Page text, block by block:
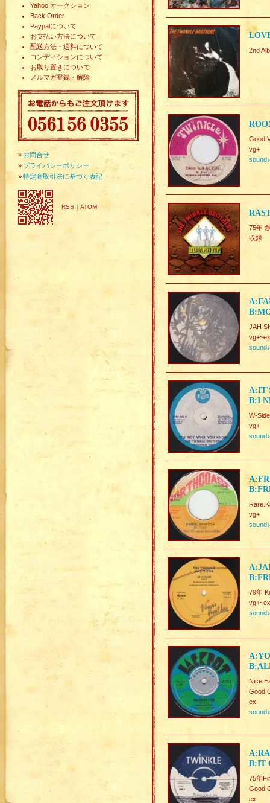
Yahoo!オークション
Back Order
Paypalについて
お支払い方法について
配送方法・送料について
コンディションについて
お取り置きについて
メルマガ登録・解除
» お問合せ
» プライバシーポリシー
»特定商取引法に基づく表記
RSS ｜ ATOM
2nd
Good
vg+
sound♪
75年
収録
JAH
sound♪
B:I
W-
vg+
sound♪
vg+
sound♪
79年
sound♪
Nice
Good
ex-
sound♪
B:IT
75年
Good
ex-